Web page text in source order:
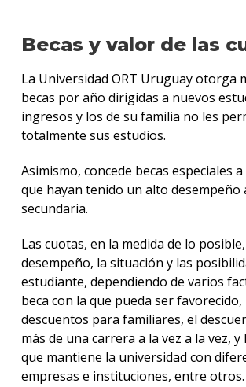
Becas y valor de las
La Universidad ORT Uruguay otorga
becas por año dirigidas a nuevos
ingresos y los de su familia no les
totalmente sus estudios.
Asimismo, concede becas especiales
que hayan tenido un alto desempeño
secundaria.
Las cuotas, en la medida de lo
desempeño, la situación y las
estudiante, dependiendo de varios
beca con la que pueda ser favorecido,
descuentos para familiares, el
más de una carrera a la vez a la vez,
que mantiene la universidad con
empresas e instituciones, entre otros.